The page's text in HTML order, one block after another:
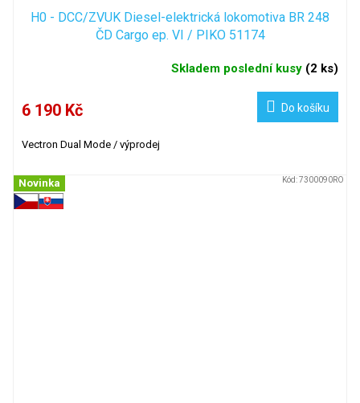
H0 - DCC/ZVUK Diesel-elektrická lokomotiva BR 248
ČD Cargo ep. VI / PIKO 51174
Skladem poslední kusy (2 ks)
6 190 Kč Do košíku
Vectron Dual Mode / výprodej
Novinka Kód: 7300090RO